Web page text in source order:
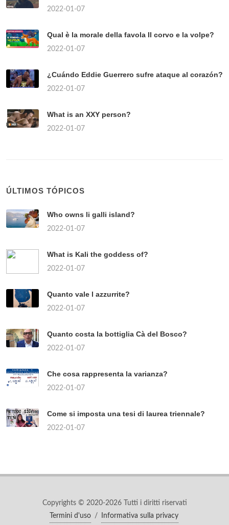
2022-01-07
Qual è la morale della favola Il corvo e la volpe?
2022-01-07
¿Cuándo Eddie Guerrero sufre ataque al corazón?
2022-01-07
What is an XXY person?
2022-01-07
ÚLTIMOS TÓPICOS
Who owns li galli island?
2022-01-07
What is Kali the goddess of?
2022-01-07
Quanto vale l azzurrite?
2022-01-07
Quanto costa la bottiglia Cà del Bosco?
2022-01-07
Che cosa rappresenta la varianza?
2022-01-07
Come si imposta una tesi di laurea triennale?
2022-01-07
Copyrights © 2020-2026 Tutti i diritti riservati
Termini d'uso
/ Informativa sulla privacy